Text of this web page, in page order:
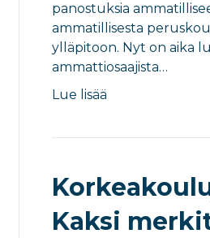
panostuksia
ammatillisesta
ylläpitoon. Nyt on aika
ammattiosaajista…
Lue lisää
Kaksi